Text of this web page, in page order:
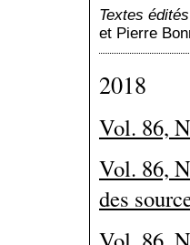
Textes édités
et Pierre
2018
Vol. 86,
Vol. 86,
des